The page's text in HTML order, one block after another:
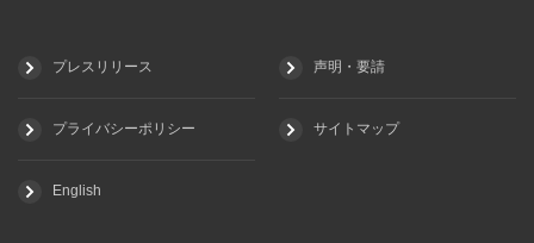
プレスリリース 声明・要請
プライバシーポリシー サイトマップ
English